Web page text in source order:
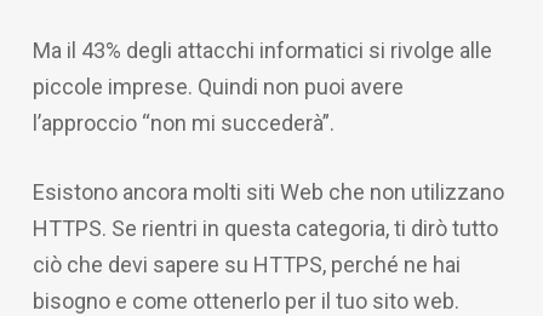
Ma il 43% degli attacchi informatici si rivolge alle
piccole imprese. Quindi non puoi avere
l’approccio “non mi succederà”.
Esistono ancora molti siti Web che non utilizzano
HTTPS. Se rientri in questa categoria, ti dirò tutto
ciò che devi sapere su HTTPS, perché ne hai
bisogno e come ottenerlo per il tuo sito web.